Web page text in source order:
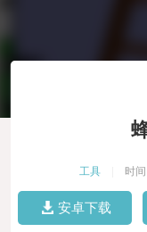
工具 时
安卓下载